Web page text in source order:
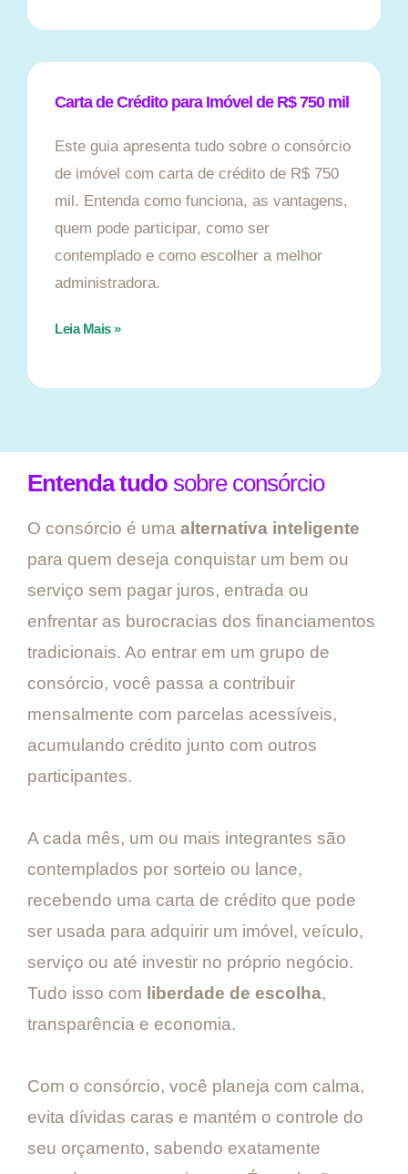
Carta de Crédito para Imóvel de R$ 750 mil
Este guia apresenta tudo sobre o consórcio
de imóvel com carta de crédito de R$ 750
mil. Entenda como funciona, as vantagens,
quem pode participar, como ser
contemplado e como escolher a melhor
administradora.
Leia Mais »
Entenda tudo sobre consórcio
O consórcio é uma alternativa inteligente
para quem deseja conquistar um bem ou
serviço sem pagar juros, entrada ou
enfrentar as burocracias dos financiamentos
tradicionais. Ao entrar em um grupo de
consórcio, você passa a contribuir
mensalmente com parcelas acessíveis,
acumulando crédito junto com outros
participantes.
A cada mês, um ou mais integrantes são
contemplados por sorteio ou lance,
recebendo uma carta de crédito que pode
ser usada para adquirir um imóvel, veículo,
serviço ou até investir no próprio negócio.
Tudo isso com liberdade de escolha,
transparência e economia.
Com o consórcio, você planeja com calma,
evita dívidas caras e mantém o controle do
seu orçamento, sabendo exatamente